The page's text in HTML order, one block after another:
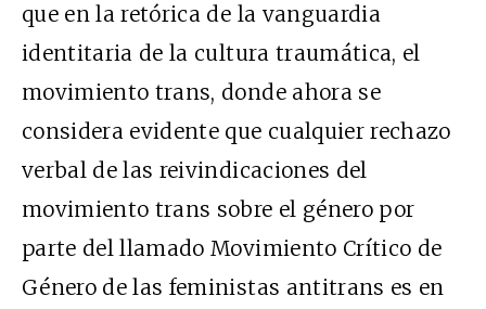
que en la retórica de la vanguardia
identitaria de la cultura traumática, el
movimiento trans, donde ahora se
considera evidente que cualquier rechazo
verbal de las reivindicaciones del
movimiento trans sobre el género por
parte del llamado Movimiento Crítico de
Género de las feministas antitrans es en